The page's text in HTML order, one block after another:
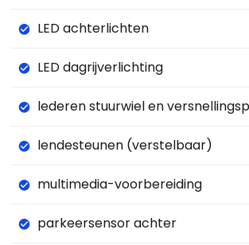
LED achterlichten
LED dagrijverlichting
lederen stuurwiel en
lendesteunen (verstelbaar)
multimedia-voorbereiding
parkeersensor achter